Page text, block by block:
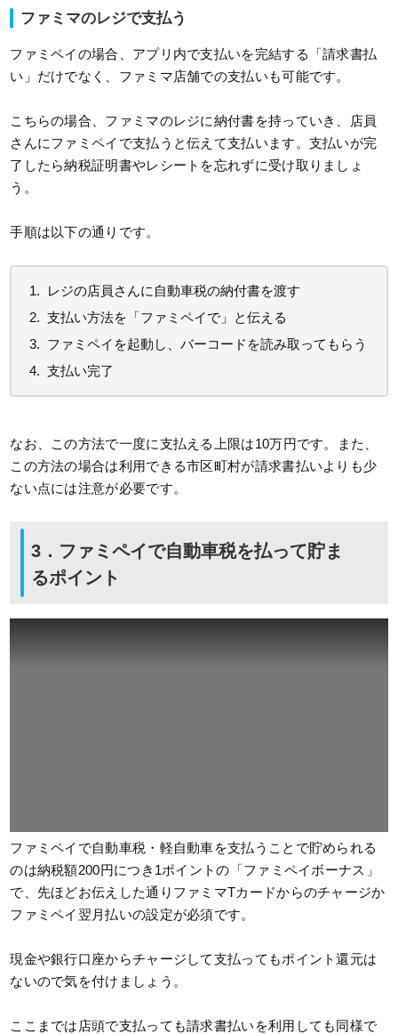
ファミマのレジで支払う
ファミペイの場合、アプリ内で支払いを完結する「請求書払
い」だけでなく、ファミマ店舗での支払いも可能です。
こちらの場合、ファミマのレジに納付書を持っていき、店員
さんにファミペイで支払うと伝えて支払います。支払いが完
了したら納税証明書やレシートを忘れずに受け取りましょ
う。
手順は以下の通りです。
レジの店員さんに自動車税の納付書を渡す
支払い方法を「ファミペイで」と伝える
ファミペイを起動し、バーコードを読み取ってもらう
支払い完了
なお、この方法で一度に支払える上限は10万円です。また、
この方法の場合は利用できる市区町村が請求書払いよりも少
ない点には注意が必要です。
3．ファミペイで自動車税を払って貯ま
るポイント
ファミペイで自動車税・軽自動車を支払うことで貯められる
のは納税額200円につき1ポイントの「ファミペイボーナス」
で、先ほどお伝えした通りファミマTカードからのチャージか
ファミペイ翌月払いの設定が必須です。
現金や銀行口座からチャージして支払ってもポイント還元は
ないので気を付けましょう。
ここまでは店頭で支払っても請求書払いを利用しても同様で